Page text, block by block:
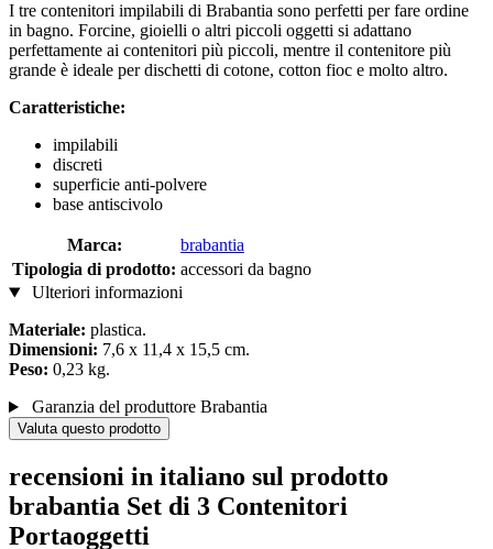
I tre contenitori impilabili di Brabantia sono perfetti per fare ordine
in bagno. Forcine, gioielli o altri piccoli oggetti si adattano
perfettamente ai contenitori più piccoli, mentre il contenitore più
grande è ideale per dischetti di cotone, cotton fioc e molto altro.
Caratteristiche:
impilabili
discreti
superficie anti-polvere
base antiscivolo
Marca:
brabantia
Tipologia di prodotto: accessori da bagno
Ulteriori informazioni
Materiale: plastica.
Dimensioni: 7,6 x 11,4 x 15,5 cm.
Peso: 0,23 kg.
Garanzia del produttore Brabantia
Valuta questo prodotto
recensioni in italiano sul prodotto
brabantia Set di 3 Contenitori
Portaoggetti